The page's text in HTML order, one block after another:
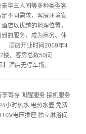
华三人间等多种类型客
不同需求，客房环境安
店以优越的地理位置，
的服务，成为商务、休
酒店开业时间2009年4
楼，客房总数50间
】酒店无停车场。
李寄存 叫醒服务 接机服务
小时热水 电热水壶 免费
电压插座 独立淋浴间